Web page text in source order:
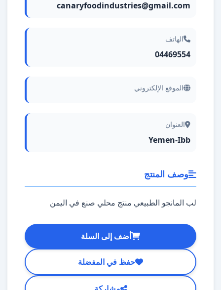
canaryfoodindustries@gmail.com
الهاتف
04469554
الموقع الإلكتروني
العنوان
Yemen-Ibb
وصف المنتج
لب المانجو الطبيعي منتج محلي صنع في اليمن
أضف إلى السلة
حفظ في المفضلة